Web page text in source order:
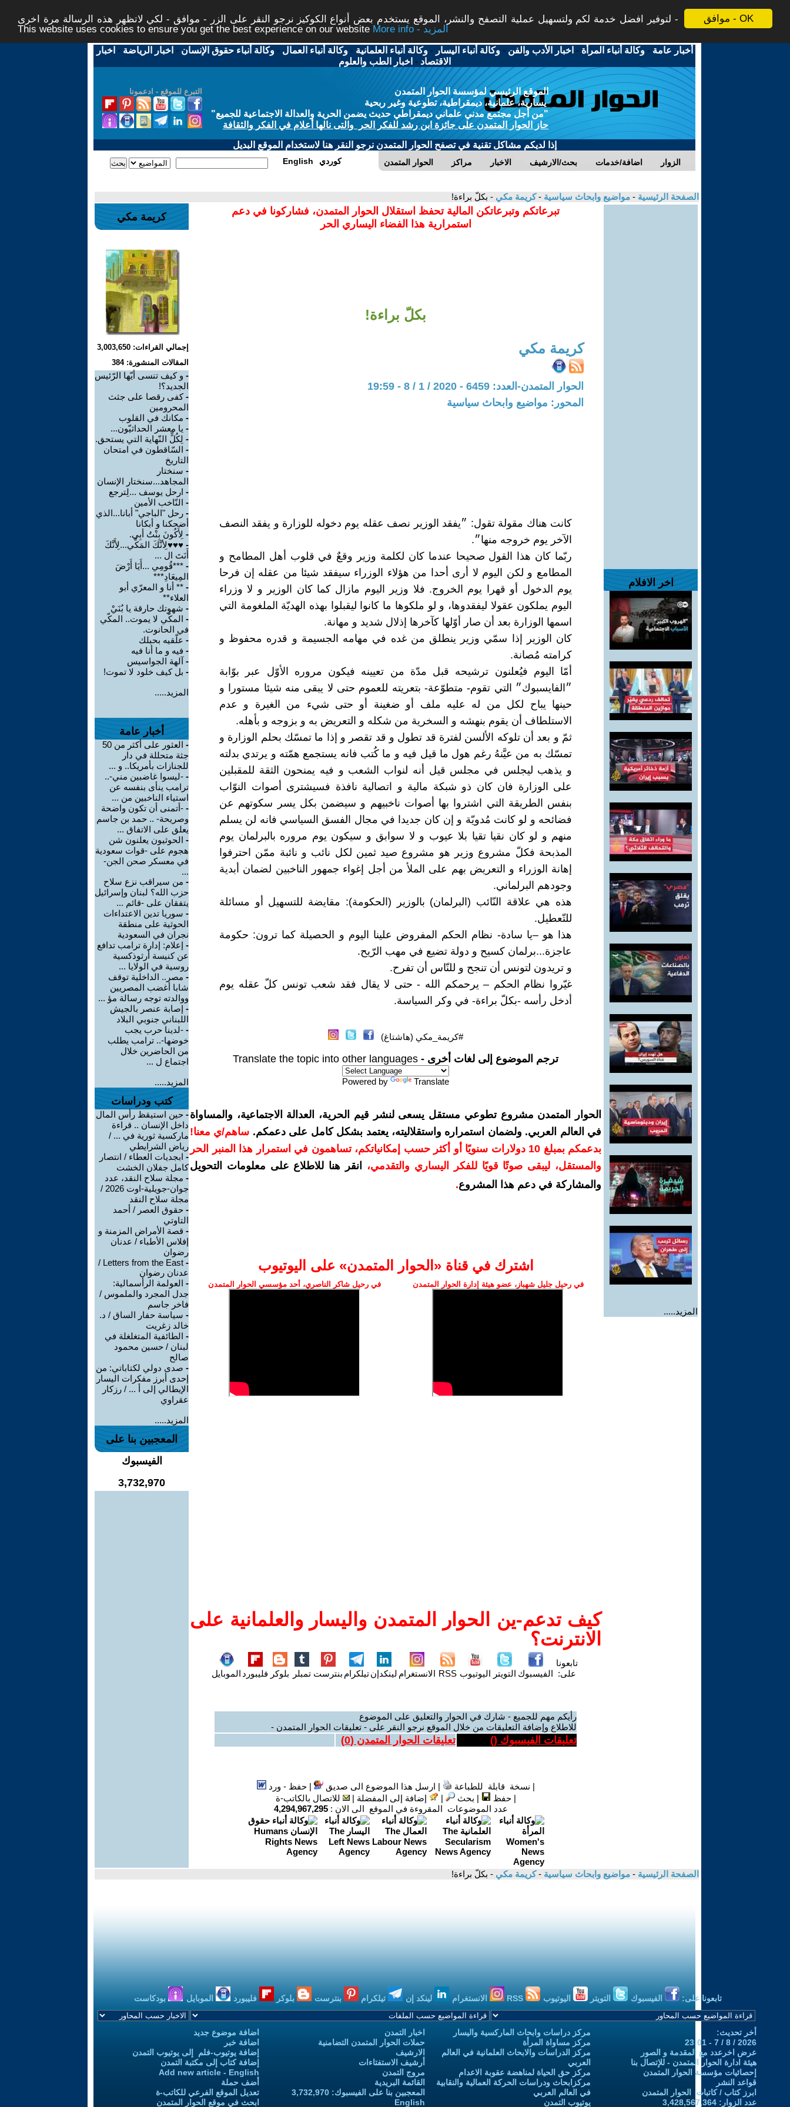
موافق - OK
لتوفير افضل خدمة لكم ولتسهيل عملية التصفح والنشر، الموقع يستخدم بعض أنواع الكوكيز نرجو النقر على الزر - موافق - لكي لاتظهر هذه الرسالة مرة اخرى -
This website uses cookies to ensure you get the best experience on our website
More info - المزيد
أخبار عامة -وكالة أنباء المرأة - اخبار الأدب والفن -وكالة أنباء اليسار -وكالة أنباء العلمانية -وكالة أنباء العمال -وكالة أنباء حقوق الإنسان - اخبار الرياضة - اخبار
الاقتصاد - اخبار الطب والعلوم
التبرع للموقع - ادعمونا
الموقع الرئيسي لمؤسسة الحوار المتمدن
يسارية، علمانية، ديمقراطية، تطوعية وغير ربحية
"من أجل مجتمع مدني علماني ديمقراطي حديث يضمن الحرية والعدالة الاجتماعية للجميع"
حاز الحوار المتمدن على جائزة ابن رشد للفكر الحر والتى نالها أعلام في الفكر والثقافة
إذا لديكم مشاكل تقنية في تصفح الحوار المتمدن نرجو النقر هنا لاستخدام الموقع البديل
الحوار المتمدن مراكز الاخبار بحث/الارشيف اضافة/خدمات الزوار English كوردي
الصفحة الرئيسية - مواضيع وابحاث سياسية -كريمة مكي - بكلّ براءة!
اخر الافلام
المزيد.....
تبرعاتكم وتبرعاتكن المالية تحفظ استقلال الحوار المتمدن، فشاركونا في دعم
استمرارية هذا الفضاء اليساري الحر
بكلّ براءة!
كريمة مكي
الحوار المتمدن-العدد: 6459 - 2020 / 1 / 8 - 19:59
المحور: مواضيع وابحاث سياسية
كانت هناك مقولة تقول: ״يفقد الوزير نصف عقله يوم دخوله للوزارة و يفقد النصف
الآخر يوم خروجه منها״.
ربّما كان هذا القول صحيحا عندما كان لكلمة وزير وقعٌ في قلوب أهل المطامح و
المطامع و لكن اليوم لا أرى أحدا من هؤلاء الوزراء سيفقد شيئا من عقله إن فرحا
يوم الدخول أو قهرا يوم الخروج. فلا وزير اليوم مازال كما كان الوزير و لا وزراء
اليوم يملكون عقولا ليفقدوها، و لو ملكوها ما كانوا ليقبلوا بهذه الهديّة الملغومة التي
اسمها الوزارة بعد أن صار أوّلها كآخرها إذلال شديد و مهانة.
كان الوزير إذا سمّي وزير ينطلق من غده في مهامه الجسيمة و قدره محفوظ و
كرامته مُصانة.
أمّا اليوم فيُعلنون ترشيحه قبل مدّة من تعيينه فيكون مروره الأوّل عبر بوّابة
״الفايسبوك״ التي تقوم- متطوّعة- بتعريته للعموم حتى لا يبقى منه شيئا مستورا و
حينها يباح لكل من له عليه ملف أو ضغينة أو حتى شيء من الغيرة و عدم
الاستلطاف أن يقوم بنهشه و السخرية من شكله و التعريض به و بزوجه و بأهله.
ثمّ و بعد أن تلوكه الألسن لفترة قد تطول و قد تقصر و إذا ما تمسّك بحلم الوزارة و
تمسّك به من عيَّنهُ رغم هول ما قيل فيه و ما كُتب فانه يستجمع همّته و يرتدي بدلته
و يذهب ليجلس في مجلس قيل أنه لنواب الشعب و فيه يمنحون الثقة للمقبلين
على الوزارة فان كان ذو شبكة مالية و اتصالية نافذة فسيشترى أصوات النوّاب
بنفس الطريقة التي اشتروا بها أصوات ناخبيهم و سيضمن بكل يسر سكوتهم عن
فضائحه و لو كانت مُدويّة و إن كان جديدا في مجال الفسق السياسي فانه لن يسلم
منهم و لو كان نقيا تقيا بلا عيوب و لا سوابق و سيكون يوم مروره بالبرلمان يوم
المذبحة فكلّ مشروع وزير هو مشروع صيد ثمين لكل نائب و نائبة ممّن احترفوا
إهانة الوزراء و التعريض بهم على الملأ من أجل إغواء جمهور الناخبين لضمان أبدية
وجودهم البرلماني.
هذه هي علاقة النّائب (البرلمان) بالوزير (الحكومة): مقايضة للتسهيل أو مسائلة
للتّعطيل.
هذا هو –يا سادة- نظام الحكم المفروض علينا اليوم و الحصيلة كما ترون: حكومة
عاجزة...برلمان كسيح و دولة تضيع في مهب الرّيح.
و تريدون لتونس أن تنجح و للنّاس أن تفرح.
غيّروا نظام الحكم – يرحمكم الله - حتى لا يقال فقد شعب تونس كلّ عقله يوم
أدخل رأسه -بكلّ براءة- في وكر السياسة.
#كريمة_مكي (هاشتاغ)
ترجم الموضوع إلى لغات أخرى - Translate the topic into other languages
Powered by Translate
الحوار المتمدن مشروع تطوعي مستقل يسعى لنشر قيم الحرية، العدالة الاجتماعية، والمساواة
في العالم العربي. ولضمان استمراره واستقلاليته، يعتمد بشكل كامل على دعمكم. ساهم/ي معنا!
بدعمكم بمبلغ 10 دولارات سنويًا أو أكثر حسب إمكانياتكم، تساهمون في استمرار هذا المنبر الحر
والمستقل، ليبقى صوتًا قويًا للفكر اليساري والتقدمي،
انقر هنا للاطلاع على معلومات التحويل
والمشاركة في دعم هذا المشروع.
اشترك في قناة ‫«الحوار المتمدن» على اليوتيوب
في رحيل جليل شهباز، عضو هيئة إدارة الحوار المتمدن في رحيل شاكر الناصري، أحد مؤسسي الحوار المتمدن
كيف تدعم-ين الحوار المتمدن واليسار والعلمانية على
الانترنت؟
تابعونا
على: الفيسبوك التويتر اليوتيوب RSS الانستغرام لينكدإنتيلكرام بنترست تمبلر بلوكر فليبورد الموبايل
رأيكم مهم للجميع - شارك في الحوار والتعليق على الموضوع
للاطلاع وإضافة التعليقات من خلال الموقع نرجو النقر على - تعليقات الحوار المتمدن -
تعليقات الفيسبوك () تعليقات الحوار المتمدن (0
)
| نسخة قابلة للطباعة | ارسل هذا الموضوع الى صديق |حفظ - ورد
|حفظ | بحث | إضافة إلى المفضلة |
للاتصال بالكاتب-ة
عدد الموضوعات المقروءة في الموقع الى الان : 4,294,967,295
كريمة مكي
إجمالي القراءات: 3,003,650
المقالات المنشورة: 384
- و كيف تنسى أيّها الرّئيس
الجديد؟!
-كفى رقصا على جثث
المحرومين
- مكانك في القلوب
- يا معشر الحداثيّون...
- لِكُلٍّ النّهاية التي يستحق.
- السّاقطون في امتحان
التاريخ
- سنختار
المجاهد...سنختار الإنسان
- ارحل يوسف ...لِترجع
- النّاخب الأمين
- رحل ʺالباجيʺ أبانا...الذي
أضحكنا و أبكانا
- لِأَكُونَ بِنْتُ أبِي.
- ♥♥♥لِأنَّكَ المَكِّي...لِأَنَّكَ
أَنَتَ ال ...
- ***قُومِي ...أَيَا أَرْضَ
المِيعَادِ***
- ** أنا و المعرّي أبو
العلاء**
- شهوتك حارقة يا بُنَيْ
- المكّي لا يموت.. المكّي
في الحانوت.
- علّقيه بحبلك
- فيه و ما أنا فيه
- آلهة الجواسيس
- بل كيف خلود لا تموت!
المزيد.....
أخبار عامة
-
العثور على أكثر من 50
جثة متحللة في دار
للجنازات بأمريكا.. و ...
- -ليسوا غاضبين مني-..
ترامب ينأى بنفسه عن
استياء الناخبين من ...
- -أتمنى أن تكون واضحة
وصريحة- .. حمد بن جاسم
يعلق على الاتفاق ...
- الحوثيون يعلنون شن
هجوم على -قوات سعودية
في معسكر صحن الجن-
...
- من سيراقب نزع سلاح
حزب الله؟ لبنان وإسرائيل
يتفقان على -قائم ...
- سوريا تدين الاعتداءات
الحوثية على منطقة
نجران في السعودية
- إعلام: إدارة ترامب تدافع
عن كنيسة أرثوذكسية
روسية في الولايا ...
- مصر.. الداخلية توقف
شابا أغضب المصريين
ووالدته توجه رسالة مؤ ...
- إصابة عنصر بالجيش
اللبناني جنوبي البلاد
- -لدينا حرب يجب
خوضها-.. ترامب يطلب
من الحاضرين خلال
اجتماع ل ...
المزيد.....
كتب ودراسات
- حين استيقظ رأس المال
داخل الإنسان .. قراءة
ماركسية ثورية في ... /
رياض الشرايطي
- ابجديات العطاء / انتصار
كامل جفلان الخشت
- مجلة سلاح النقد، عدد
جوان-جويلية-اوت 2026 /
مجلة سلاح النقد
- حقوق العصر / أحمد
التاوتي
- قصة الأمراض المزمنة و
إفلاس الأطباء / عدنان
رضوان
-
Letters from the East /
عدنان رضوان
- العولمة الرأسمالية:
جدل المجرد والملموس /
فاخر جاسم
- سياسة حفار الساق / د.
خالد زغريت
- الطائفية المتغلغلة في
لبنان / حسين محمود
صالح
- صدى دولي لكتاباتي: من
إحدى أبرز مفكرات اليسار
الإيطالي إلى أ ... / رزكار
عقراوي
المزيد.....
المعجبين بنا على
الفيسبوك
3,732,970
الصفحة الرئيسية - مواضيع وابحاث سياسية -كريمة مكي - بكلّ براءة!
تابعونا على: الفيسبوك التويتر اليوتيوب الانستغرام لينكد إن تيلكرام بنترست بلوكر فليبورد الموبايل بودكاست
أخر تحديث:
2026 / 8 / 7 - 23:01
عرض اخرعدد مع المقدمة و الصور
هيئة ادارة الحوار المتمدن - للإتصال بنا
إحصائيات مؤسسة الحوار المتمدن
قواعد النشر
ابرز كتاب / كاتبات الحوار المتمدن
عدد الزوار: 3,428,567,364
مركز دراسات وابحاث الماركسية واليسار
مركز مساواة المرأة
مركز الدراسات والابحاث العلمانية في العالم
العربي
مركز حق الحياة لمناهضة عقوبة الاعدام
مركزابحاث ودراسات الحركة العمالية والنقابية
في العالم العربي
يوتيوب التمدن
اخبار التمدن
حملات الحوار المتمدن التضامنية
الارشيف
أرشيف الاستفتاءات
مروج التمدن
القائمة البريدية
المعجبين بنا على الفيسبوك: 3,732,970
English
اضافة موضوع جديد
اضافة خبر
إضافة يوتيوب-فلم إلى يوتيوب التمدن
إضافة كتاب إلى مكتبة التمدن
Add new article - English
أضف حملة
تعديل الموقع الفرعي للكاتب-ة
ابحث في موقع الحوار المتمدن